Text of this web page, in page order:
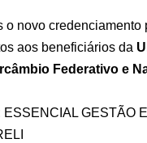
o novo credenciamento
aos beneficiários da
Federativo e
ESSENCIAL GESTÃO